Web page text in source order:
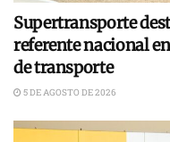
Supertransporte
referente nacional
de transporte
5 DE AGOSTO DE 2026